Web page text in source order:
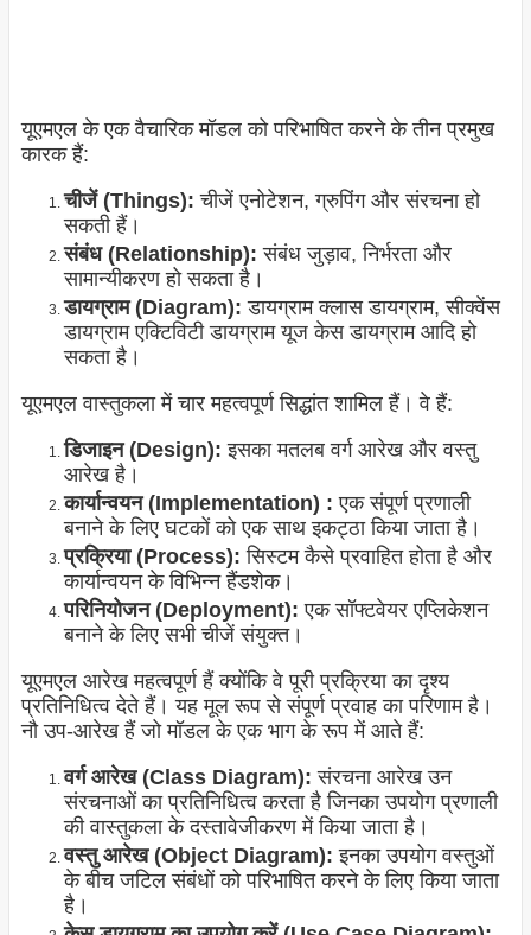
यूएमएल के एक वैचारिक मॉडल को परिभाषित करने के तीन प्रमुख
कारक हैं:
चीजें (Things): चीजें एनोटेशन, ग्रुपिंग और संरचना हो
सकती हैं।
संबंध (Relationship): संबंध जुड़ाव, निर्भरता और
सामान्यीकरण हो सकता है।
डायग्राम (Diagram): डायग्राम क्लास डायग्राम, सीक्वेंस
डायग्राम एक्टिविटी डायग्राम यूज केस डायग्राम आदि हो
सकता है।
यूएमएल वास्तुकला में चार महत्वपूर्ण सिद्धांत शामिल हैं। वे हैं:
डिजाइन (Design): इसका मतलब वर्ग आरेख और वस्तु
आरेख है।
कार्यान्वयन (Implementation) : एक संपूर्ण प्रणाली
बनाने के लिए घटकों को एक साथ इकट्ठा किया जाता है।
प्रक्रिया (Process): सिस्टम कैसे प्रवाहित होता है और
कार्यान्वयन के विभिन्न हैंडशेक।
परिनियोजन (Deployment): एक सॉफ्टवेयर एप्लिकेशन
बनाने के लिए सभी चीजें संयुक्त।
यूएमएल आरेख महत्वपूर्ण हैं क्योंकि वे पूरी प्रक्रिया का दृश्य
प्रतिनिधित्व देते हैं। यह मूल रूप से संपूर्ण प्रवाह का परिणाम है।
नौ उप-आरेख हैं जो मॉडल के एक भाग के रूप में आते हैं:
वर्ग आरेख (Class Diagram): संरचना आरेख उन
संरचनाओं का प्रतिनिधित्व करता है जिनका उपयोग प्रणाली
की वास्तुकला के दस्तावेजीकरण में किया जाता है।
वस्तु आरेख (Object Diagram): इनका उपयोग वस्तुओं
के बीच जटिल संबंधों को परिभाषित करने के लिए किया जाता
है।